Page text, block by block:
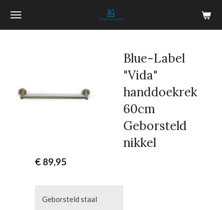
Ga
Blue-Label
"Vida"
handdoekrek
60cm
Geborsteld
nikkel
€ 89,95
Geborsteld staal